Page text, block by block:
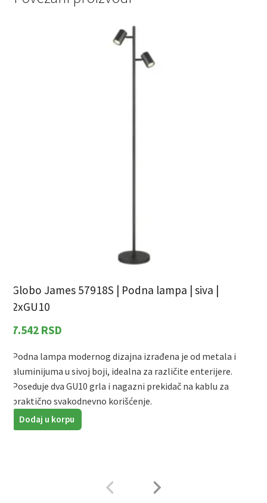
Globo James 57918S | Podna lampa | siva |
2xGU10
7.542 RSD
Podna lampa modernog dizajna izrađena je od metala i
aluminijuma u sivoj boji, idealna za različite enterijere.
Poseduje dva GU10 grla i nagazni prekidač na kablu za
praktično svakodnevno korišćenje.
Dodaj u korpu